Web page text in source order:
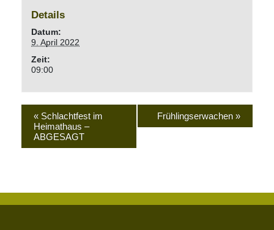
Details
Datum:
9. April 2022
Zeit:
09:00
« Schlachtfest im
Heimathaus –
ABGESAGT
Frühlingserwachen »